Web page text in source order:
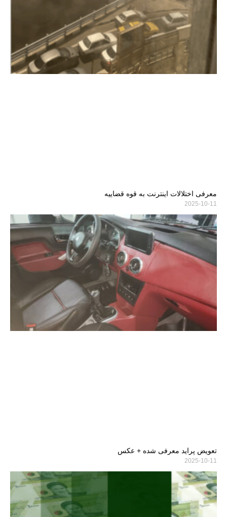
معرفی اختلالات اینترنت به قوه قضاییه
2025-10-11
تعویض پراید معرفی شده + عکس
2025-10-11